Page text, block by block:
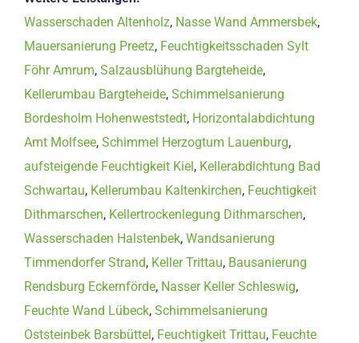
Wasserschaden Altenholz, Nasse Wand Ammersbek,
Mauersanierung Preetz, Feuchtigkeitsschaden Sylt
Föhr Amrum, Salzausblühung Bargteheide,
Kellerumbau Bargteheide, Schimmelsanierung
Bordesholm Hohenweststedt, Horizontalabdichtung
Amt Molfsee, Schimmel Herzogtum Lauenburg,
aufsteigende Feuchtigkeit Kiel, Kellerabdichtung Bad
Schwartau, Kellerumbau Kaltenkirchen, Feuchtigkeit
Dithmarschen, Kellertrockenlegung Dithmarschen,
Wasserschaden Halstenbek, Wandsanierung
Timmendorfer Strand, Keller Trittau, Bausanierung
Rendsburg Eckernförde, Nasser Keller Schleswig,
Feuchte Wand Lübeck, Schimmelsanierung
Oststeinbek Barsbüttel, Feuchtigkeit Trittau, Feuchte